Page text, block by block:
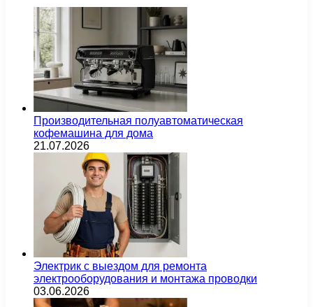
Производительная полуавтоматическая
кофемашина для дома
21.07.2026
Электрик с выездом для ремонта
электрооборудования и монтажа проводки
03.06.2026